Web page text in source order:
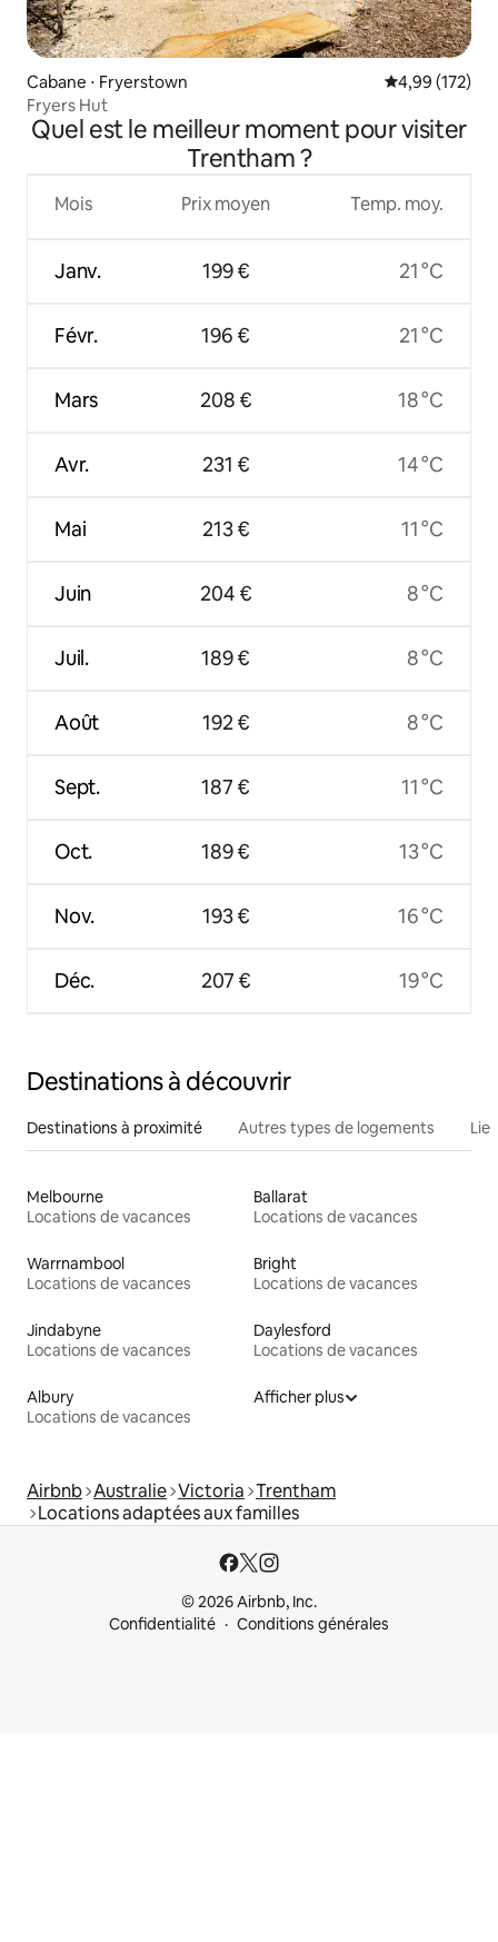
Cabane ⋅ Fryerstown Évaluation
4,99 (172)
Fryers Hut
Quel est le meilleur moment pour visiter
Trentham ?
Mois
Janv.
Févr.
Mars
Avr.
Mai
Juin
Juil.
Août
Sept.
Oct.
Nov.
Déc.
Prix moyen
199 €
196 €
208 €
231 €
213 €
204 €
189 €
192 €
187 €
189 €
193 €
207 €
Temp. moy.
21 °C
21 °C
18 °C
14 °C
11 °C
8 °C
8 °C
8 °C
11 °C
13 °C
16 °C
19 °C
Destinations à découvrir
Destinations à proximité Autres types de logements
Melbourne
Locations de vacances
Ballarat
Locations de vacances
Warrnambool
Locations de vacances
Bright
Locations de vacances
Jindabyne
Locations de vacances
Daylesford
Locations de vacances
Albury
Locations de vacances
Afficher plus
Airbnb Australie Victoria Trentham
Locations adaptées aux familles
© 2026 Airbnb, Inc.
Confidentialité
Conditions générales